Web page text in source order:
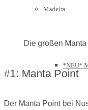
Madeira
*NEU*
Die großen
#1: Manta Point
Der Manta Point bei